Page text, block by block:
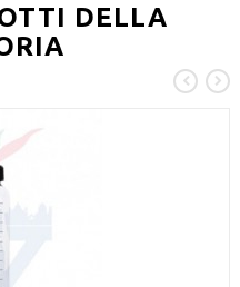
DELLA